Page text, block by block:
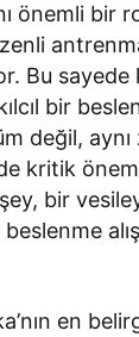
önemli bir
Bu
bir
değil,
kritik
bir
en